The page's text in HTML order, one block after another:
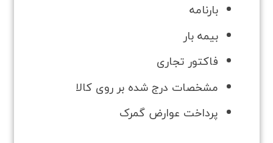
بارنامه
بیمه بار
فاکتور تجاری
مشخصات درج شده بر روی کالا
پرداخت عوارض گمرک